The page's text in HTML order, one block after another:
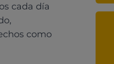
cada día
como